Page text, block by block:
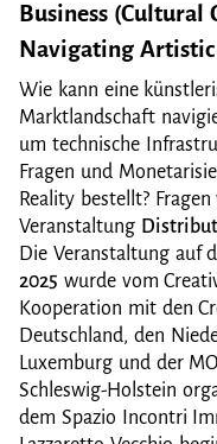
Business (Cultural
Navigating Artistic
Wie kann eine
Marktlandschaft
um technische
Fragen und
Reality bestellt?
Veranstaltung
Die Veranstaltung auf
2025 wurde vom
Kooperation mit den
Deutschland, den
Luxemburg und der
Schleswig-Holstein
dem Spazio Incontri